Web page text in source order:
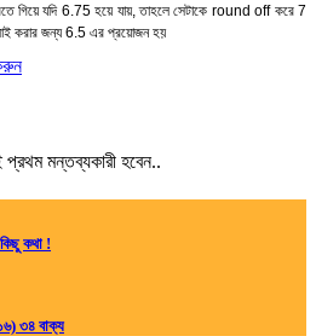
গিয়ে যদি 6.75 হয়ে যায়, তাহলে সেটাকে round off করে 7
করার জন্য 6.5 এর প্রয়োজন হয়
মন্তব্যকারী হবেন..
কথা !
৩৪ বাক্য